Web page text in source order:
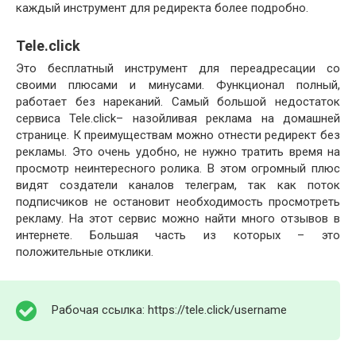
каждый инструмент для редиректа более подробно.
Tele.click
Это бесплатный инструмент для переадресации со
своими плюсами и минусами. Функционал полный,
работает без нареканий. Самый большой недостаток
сервиса Tele.click– назойливая реклама на домашней
странице. К преимуществам можно отнести редирект без
рекламы. Это очень удобно, не нужно тратить время на
просмотр неинтересного ролика. В этом огромный плюс
видят создатели каналов телеграм, так как поток
подписчиков не остановит необходимость просмотреть
рекламу. На этот сервис можно найти много отзывов в
интернете. Большая часть из которых – это
положительные отклики.
Рабочая ссылка: https://tele.click/username